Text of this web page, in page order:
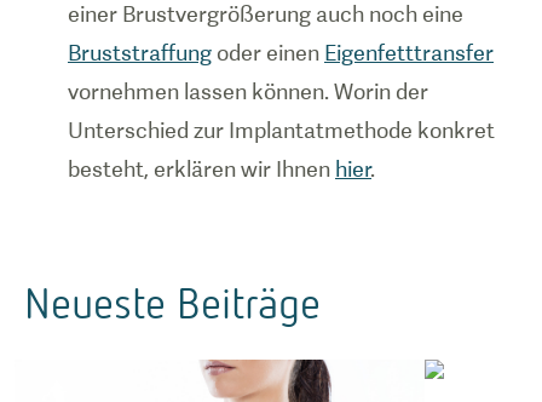
einer Brustvergrößerung auch noch eine
Bruststraffung oder einen Eigenfetttransfer
vornehmen lassen können. Worin der
Unterschied zur Implantatmethode konkret
besteht, erklären wir Ihnen hier.
Neueste Beiträge